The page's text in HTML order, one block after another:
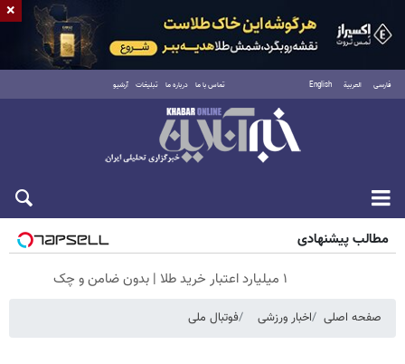
فارسی العربية English تماس با ما درباره ما تبلیغات آرشیو
شنبه ۱۷ مرداد ۱۴۰۵
مطالب پیشنهادی
۱ میلیارد اعتبار خرید طلا | بدون ضامن و چک
صفحه اصلی اخبار ورزشی فوتبال ملی
×